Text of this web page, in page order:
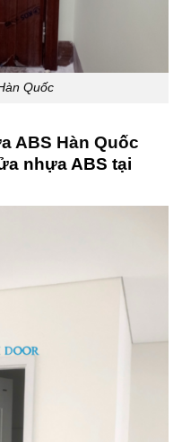
Quốc
ABS Hàn Quốc
nhựa ABS tại